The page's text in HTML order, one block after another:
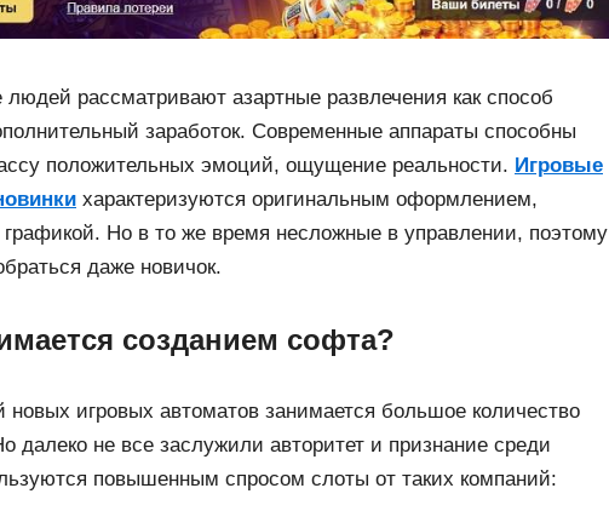
рассматривают азартные развлечения как способ
заработок. Современные аппараты способны
положительных эмоций, ощущение реальности. Игровые
характеризуются оригинальным оформлением,
Но в то же время несложные в управлении, поэтому
даже новичок.
созданием софта?
новых игровых автоматов занимается большое количество
далеко не все заслужили авторитет и признание среди
повышенным спросом слоты от таких компаний: